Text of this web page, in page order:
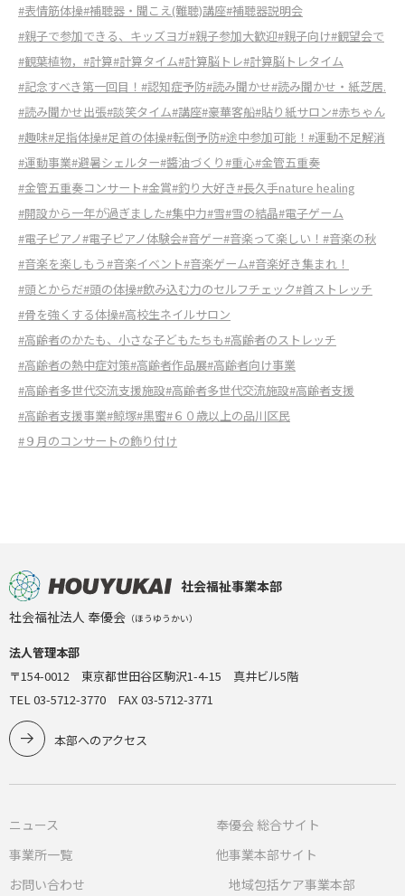
#表情筋体操#補聴器・聞こえ(難聴)講座#補聴器説明会
#親子で参加できる、キッズヨガ#親子参加大歓迎#親子向け#観望会で
#観葉植物， #計算#計算タイム#計算脳トレ#計算脳トレタイム
#記念すべき第一回目！ #認知症予防#読み聞かせ#読み聞かせ・紙芝居.
#読み聞かせ出張#談笑タイム#講座#豪華客船#貼り紙サロン#赤ちゃん
#趣味#足指体操#足首の体操#転倒予防#途中参加可能！ #運動不足解消
#運動事業#避暑シェルター#醬油づくり#重心#金管五重奏
#金管五重奏コンサート#金賞#釣り大好き#長久手nature healing
#開設から一年が過ぎました#集中力#雪#雪の結晶#電子ゲーム
#電子ピアノ#電子ピアノ体験会#音ゲー#音楽って楽しい！ #音楽の秋
#音楽を楽しもう#音楽イベント#音楽ゲーム#音楽好き集まれ！
#頭とからだ#頭の体操#飲み込む力のセルフチェック#首ストレッチ
#骨を強くする体操#高校生ネイルサロン
#高齢者のかたも、小さな子どもたちも#高齢者のストレッチ
#高齢者の熱中症対策#高齢者作品展#高齢者向け事業
#高齢者多世代交流支援施設#高齢者多世代交流施設#高齢者支援
#高齢者支援事業#鯨塚#黒蜜#６０歳以上の品川区民
#９月のコンサートの飾り付け
社会福祉事業本部
社会福祉法人 奉優会 （ほうゆうかい）
法人管理本部
〒154-0012 東京都世田谷区駒沢1-4-15 真井ビル5階
TEL 03-5712-3770 FAX 03-5712-3771
本部へのアクセス
ニュース
事業所一覧
お問い合わせ
奉優会 総合サイト
他事業本部サイト
地域包括ケア事業本部